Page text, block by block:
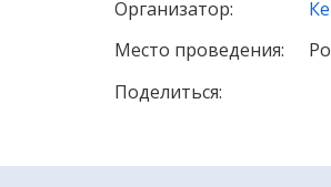
Организатор:
Место проведения:
Поделиться: